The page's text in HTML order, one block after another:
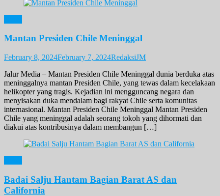
Mantan Presiden Chile Meninggal
February 8, 2024February 7, 2024RedaksiJM
Jalur Media – Mantan Presiden Chile Meninggal dunia berduka atas
meninggalnya mantan Presiden Chile, yang tewas dalam kecelakaan
helikopter yang tragis. Kejadian ini mengguncang negara dan
menyisakan duka mendalam bagi rakyat Chile serta komunitas
internasional. Mantan Presiden Chile Meninggal Mantan Presiden
Chile yang meninggal adalah seorang tokoh yang dihormati dan
diakui atas kontribusinya dalam membangun […]
Badai Salju Hantam Bagian Barat AS dan
California